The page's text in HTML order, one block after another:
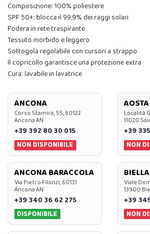
Composizione: 100% poliestere
SPF 50+: blocca il 99,9% dei raggi solari
Fodera in rete traspirante
Tessuto morbido e leggero
Sottogola regolabile con cursori a strappo
Il copricollo garantisce una protezione extra
Cura: lavabile in lavatrice
ANCONA
Corso Stamira, 55, 60122
Ancona AN
+39 392 80 30 015
NON DISPONIBILE
AOSTA
Località
11020
+39
NON
ANCONA BARACCOLA
Via Pietro Filonzi, 60131
Ancona AN
+39 340 36 62 275
DISPONIBILE
BIELLA
Viale
13900
+39
NON